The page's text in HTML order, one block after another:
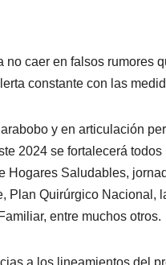
no caer en falsos rumores
constante con las
y en articulación
2024 se fortalecerá
Hogares Saludables,
Plan Quirúrgico Nacional,
entre muchos otros.
a los lineamientos del